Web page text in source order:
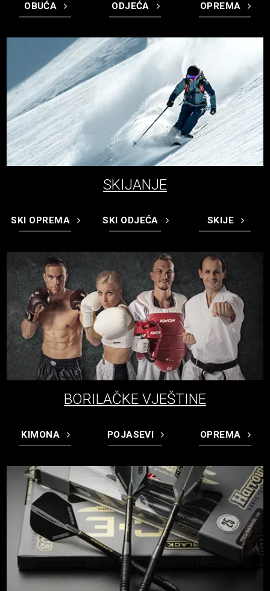
OBUĆA ODJEĆA OPREMA
SKIJANJE
SKI OPREMA SKI ODJEĆA SKIJE
BORILAČKE VJEŠTINE
KIMONA POJASEVI OPREMA